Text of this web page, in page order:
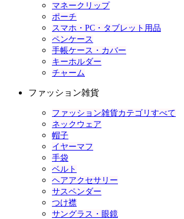
マネークリップ
ポーチ
スマホ・PC・タブレット用品
ペンケース
手帳ケース・カバー
キーホルダー
チャーム
ファッション雑貨
ファッション雑貨カテゴリすべて
ネックウェア
帽子
イヤーマフ
手袋
ベルト
ヘアアクセサリー
サスペンダー
つけ襟
サングラス・眼鏡